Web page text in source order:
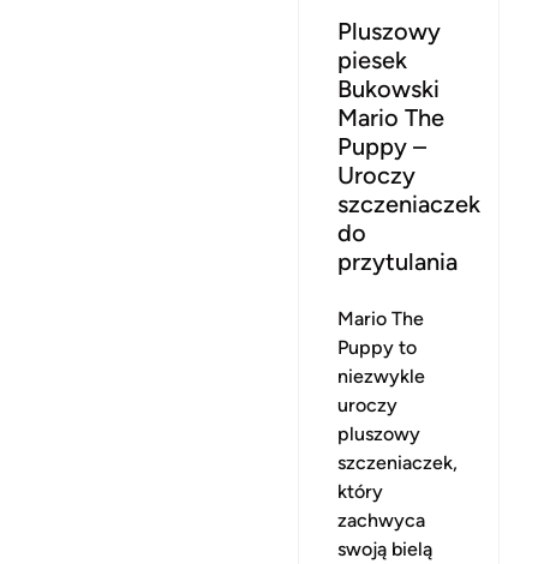
Pluszowy
piesek
Bukowski
Mario The
Puppy –
Uroczy
szczeniaczek
do
przytulania
Mario The
Puppy to
niezwykle
uroczy
pluszowy
szczeniaczek,
który
zachwyca
swoją bielą